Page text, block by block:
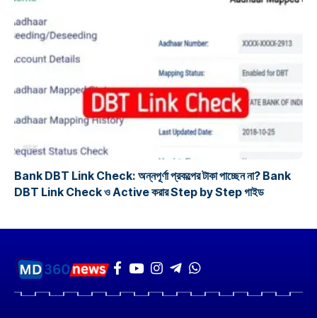
প্রকল্প
Bank DBT Link Check: অন্নপূর্ণা প্রকল্পের টাকা পাচ্ছেন না? Bank
DBT Link Check ও Active করার Step by Step গাইড